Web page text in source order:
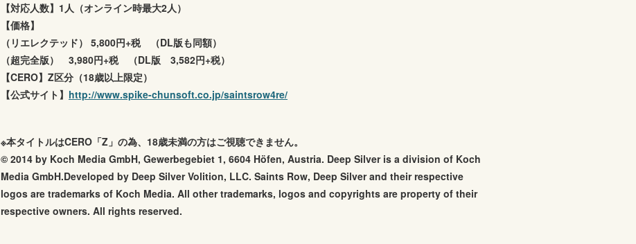
【対応人数】1人（オンライン時最大2人）
【価格】
（リエレクテッド） 5,800円+税 （DL版も同額）
（超完全版） 3,980円+税 （DL版 3,582円+税）
【CERO】Z区分（18歳以上限定）
【公式サイト】 http://www.spike-chunsoft.co.jp/saintsrow4re/
※本タイトルはCERO「Z」の為、18歳未満の方はご視聴できません。
© 2014 by Koch Media GmbH, Gewerbegebiet 1, 6604 Höfen, Austria. Deep Silver is a division of Koch
Media GmbH.Developed by Deep Silver Volition, LLC. Saints Row, Deep Silver and their respective
logos are trademarks of Koch Media. All other trademarks, logos and copyrights are property of their
respective owners. All rights reserved.